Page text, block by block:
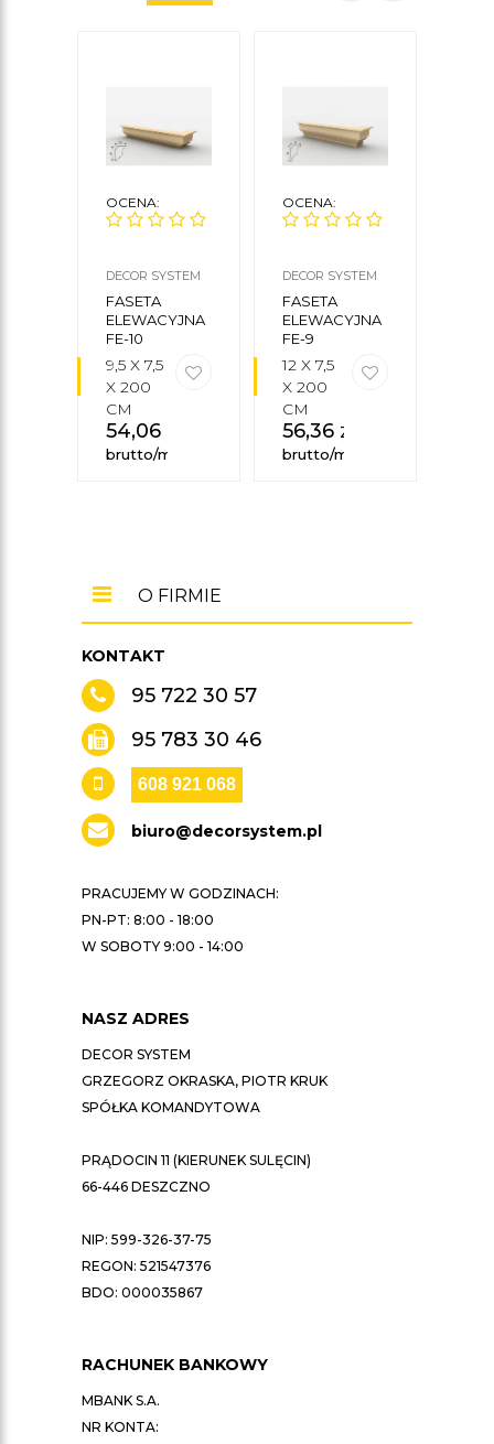
OCENA:
DECOR SYSTEM
FASETA
ELEWACYJNA
FE-10
9,5 X 7,5
X 200
CM
54,06
brutto/mb
OCENA:
DECOR SYSTEM
FASETA
ELEWACYJNA
FE-9
12 X 7,5
X 200
CM
56,36 zł
brutto/mb
KONTAKT
95 722 30 57
95 783 30 46
608 921 068
biuro@decorsystem.pl
PRACUJEMY W GODZINACH:
PN-PT: 8:00 - 18:00
W SOBOTY 9:00 - 14:00
NASZ ADRES
DECOR SYSTEM
GRZEGORZ OKRASKA, PIOTR KRUK
SPÓŁKA KOMANDYTOWA
PRĄDOCIN 11 (KIERUNEK SULĘCIN)
66-446 DESZCZNO
NIP: 599-326-37-75
REGON: 521547376
BDO: 000035867
O FIRMIE
RACHUNEK BANKOWY
MBANK S.A.
NR KONTA: